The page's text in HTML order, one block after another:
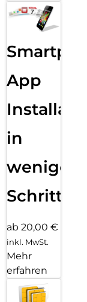
Zeig deinen ganz
einfach
an Armbändern in
App
in
wenigen
Schritten
ab 20,00 €
inkl. MwSt.
Mehr
erfahren